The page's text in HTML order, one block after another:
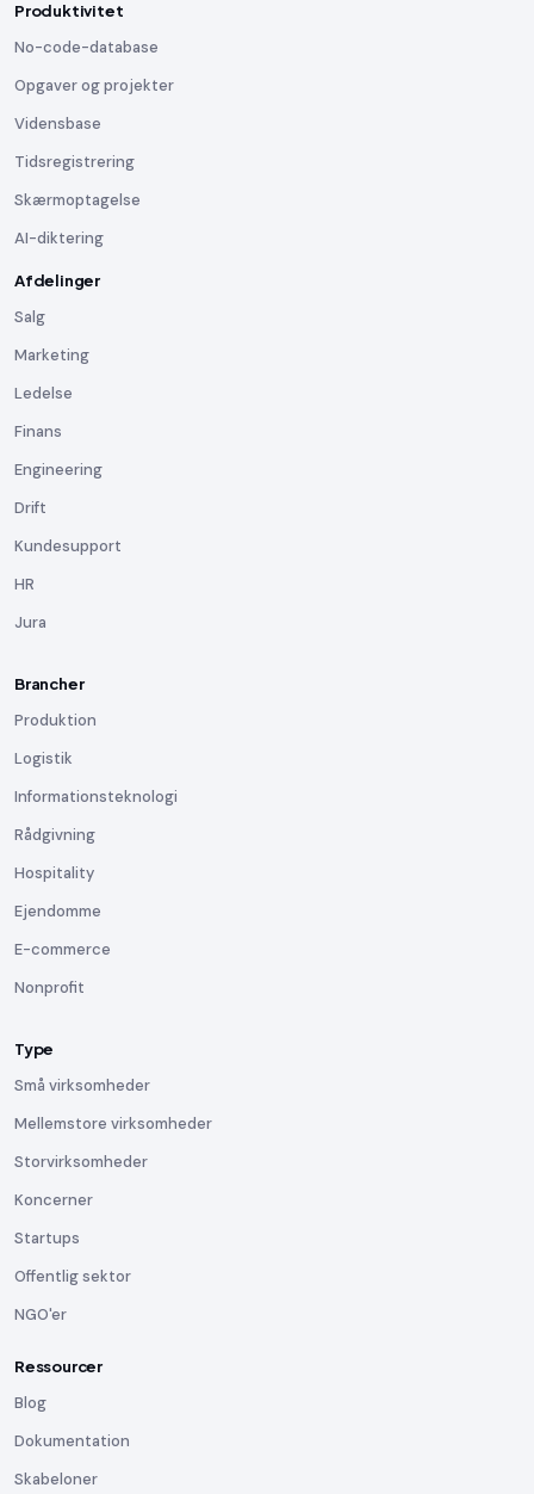
Produktivitet
No-code-database
Opgaver og projekter
Vidensbase
Tidsregistrering
Skærmoptagelse
AI-diktering
Afdelinger
Salg
Marketing
Ledelse
Finans
Engineering
Drift
Kundesupport
HR
Jura
Brancher
Produktion
Logistik
Informationsteknologi
Rådgivning
Hospitality
Ejendomme
E-commerce
Nonprofit
Type
Små virksomheder
Mellemstore virksomheder
Storvirksomheder
Koncerner
Startups
Offentlig sektor
NGO'er
Ressourcer
Blog
Dokumentation
Skabeloner